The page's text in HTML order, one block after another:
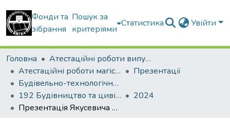
Фонди та
зібрання
Пошук за
критеріями
Статистика Увійти
Головна
Атестаційні роботи випускників
Атестаційні роботи магістрів
Презентації
Будівельно-технологічний факультет
192 Будівництво та цивільна інженерія. Технології будівельних конструкцій, виробів і матеріалів
2024
Презентація Якусевича 2024 маг ПЦБ